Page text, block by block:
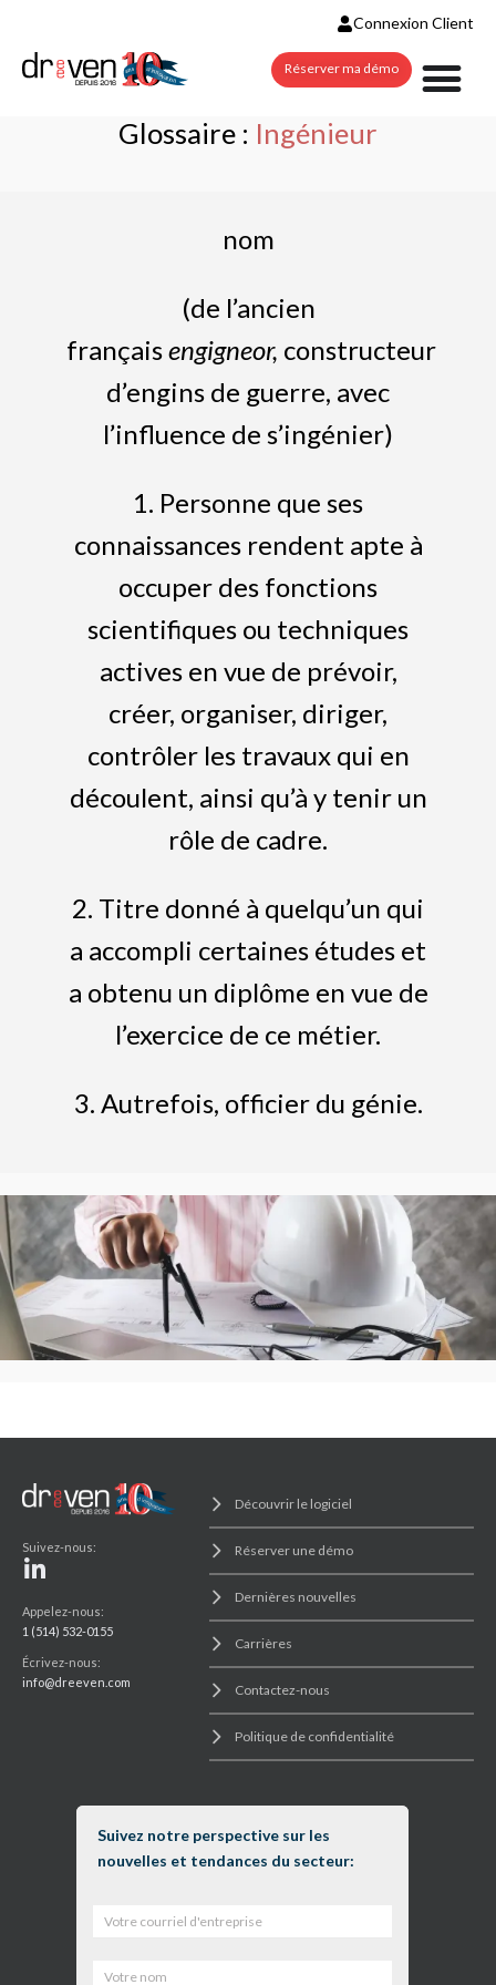
Connexion Client
Réserver ma démo
Glossaire : Ingénieur
nom
(de l’ancien
françaisengigneor, constructeur
d’engins de guerre, avec
l’influence de s’ingénier)
1. Personne que ses
connaissances rendent apte à
occuper des fonctions
scientifiques ou techniques
actives en vue de prévoir,
créer, organiser, diriger,
contrôler les travaux qui en
découlent, ainsi qu’à y tenir un
rôle de cadre.
2. Titre donné à quelqu’un qui
a accompli certaines études et
a obtenu un diplôme en vue de
l’exercice de ce métier.
3. Autrefois, officier du génie.
Suivez-nous:
Appelez-nous:
1 (514) 532-0155
Écrivez-nous:
info@dreeven.com
Découvrir le logiciel
Réserver une démo
Dernières nouvelles
Carrières
Contactez-nous
Politique de confidentialité
Suivez notre perspective sur les
nouvelles et tendances du secteur: